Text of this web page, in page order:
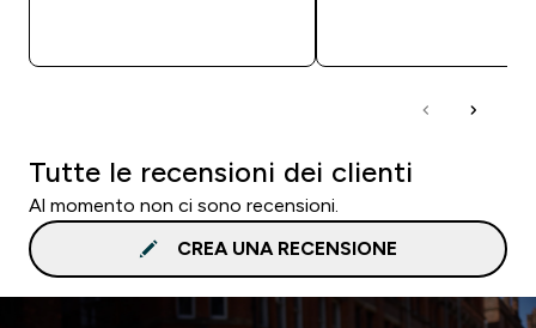
Tutte le recensioni dei clienti
Al momento non ci sono recensioni.
CREA UNA RECENSIONE